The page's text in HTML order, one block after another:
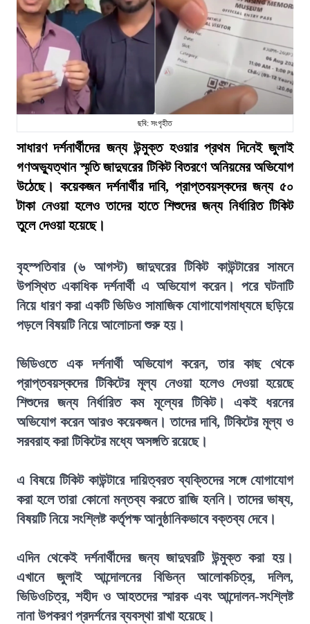
ছবি: সংগৃহীত
সাধারণ দর্শনার্থীদের জন্য উন্মুক্ত হওয়ার প্রথম দিনেই জুলাই
গণঅভ্যুত্থান স্মৃতি জাদুঘরের টিকিট বিতরণে অনিয়মের অভিযোগ
উঠেছে। কয়েকজন দর্শনার্থীর দাবি, প্রাপ্তবয়স্কদের জন্য ৫০
টাকা নেওয়া হলেও তাদের হাতে শিশুদের জন্য নির্ধারিত টিকিট
তুলে দেওয়া হয়েছে।
বৃহস্পতিবার (৬ আগস্ট) জাদুঘরের টিকিট কাউন্টারের সামনে
উপস্থিত একাধিক দর্শনার্থী এ অভিযোগ করেন। পরে ঘটনাটি
নিয়ে ধারণ করা একটি ভিডিও সামাজিক যোগাযোগমাধ্যমে ছড়িয়ে
পড়লে বিষয়টি নিয়ে আলোচনা শুরু হয়।
ভিডিওতে এক দর্শনার্থী অভিযোগ করেন, তার কাছ থেকে
প্রাপ্তবয়স্কদের টিকিটের মূল্য নেওয়া হলেও দেওয়া হয়েছে
শিশুদের জন্য নির্ধারিত কম মূল্যের টিকিট। একই ধরনের
অভিযোগ করেন আরও কয়েকজন। তাদের দাবি, টিকিটের মূল্য ও
সরবরাহ করা টিকিটের মধ্যে অসঙ্গতি রয়েছে।
এ বিষয়ে টিকিট কাউন্টারে দায়িত্বরত ব্যক্তিদের সঙ্গে যোগাযোগ
করা হলে তারা কোনো মন্তব্য করতে রাজি হননি। তাদের ভাষ্য,
বিষয়টি নিয়ে সংশ্লিষ্ট কর্তৃপক্ষ আনুষ্ঠানিকভাবে বক্তব্য দেবে।
এদিন থেকেই দর্শনার্থীদের জন্য জাদুঘরটি উন্মুক্ত করা হয়।
এখানে জুলাই আন্দোলনের বিভিন্ন আলোকচিত্র, দলিল,
ভিডিওচিত্র, শহীদ ও আহতদের স্মারক এবং আন্দোলন-সংশ্লিষ্ট
নানা উপকরণ প্রদর্শনের ব্যবস্থা রাখা হয়েছে।